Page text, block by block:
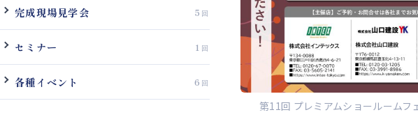
完成現場見学会 5
セミナー 1
各種イベント 6
第11回 プレミアムショールームフ